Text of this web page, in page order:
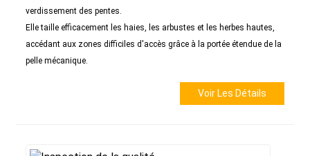
verdissement des pentes.
Elle taille efficacement les haies, les arbustes et les herbes hautes,
accédant aux zones difficiles d'accès grâce à la portée étendue de la
pelle mécanique.
Voir Les Détails